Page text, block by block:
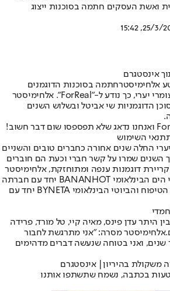
ואשת העסקים חתמה בסוכנות ייצוג
25/3/2025,
אינסטגרם
אלחימיסטרחתמה בסוכנות הדוגמנים
יערי
, כך נודע ל-"ForReal". אלחימיסטר
הדוגמניות שי אביטל ובשלוש השנים
תנאי השימוש
החלה שנים אחורה כחברים טובים והשניים
השנים שמרו על קשר חברי וכעת הם חוברים
דוגמנות ענפה ומתוחזקת, אלחימיסטר
היא הבעלים של מותג בגדי הים הבינלאומי BANANHOT יחד עם חברתה
נועה בני, ובעלים של מותג הטיפוח והביוטי הבינלאומי BYNETA יחד עם
היתר עדן פינס, מאיה קיי, טל מורד, פרידה
אלחימיסטר מסרה: ״אני מתרגשת לחבור
שנים, ואני בטוחה שנעשה דברים מדהימים
משקולת בהיריון| אינסטגרם
בכתבה, נשמח שתשתפו אותנו